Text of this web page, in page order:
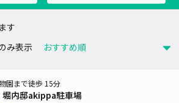
す
み表示
堀内邸akippa駐車場
園まで徒歩 15分